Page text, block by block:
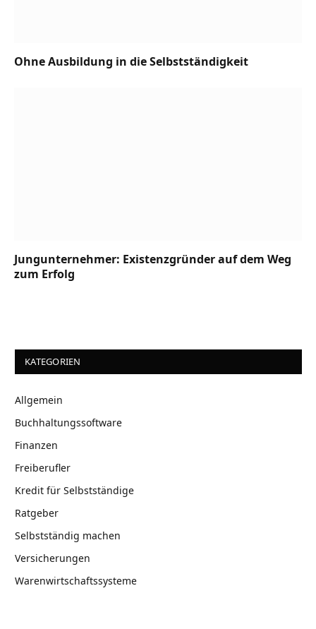
Ohne Ausbildung in die Selbstständigkeit
Jungunternehmer: Existenzgründer auf dem Weg
zum Erfolg
KATEGORIEN
Allgemein
Buchhaltungssoftware
Finanzen
Freiberufler
Kredit für Selbstständige
Ratgeber
Selbstständig machen
Versicherungen
Warenwirtschaftssysteme